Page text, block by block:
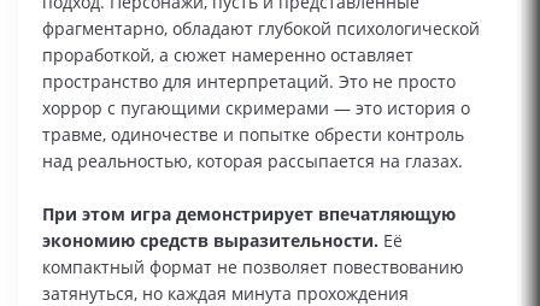
фрагментарно, обладают глубокой психологической
проработкой, а сюжет намеренно оставляет
пространство для интерпретаций. Это не просто
хоррор с пугающими скримерами — это история о
травме, одиночестве и попытке обрести контроль
над реальностью, которая рассыпается на глазах.
При этом игра демонстрирует впечатляющую
экономию средств выразительности. Её
компактный формат не позволяет повествованию
затянуться, но каждая минута прохождения